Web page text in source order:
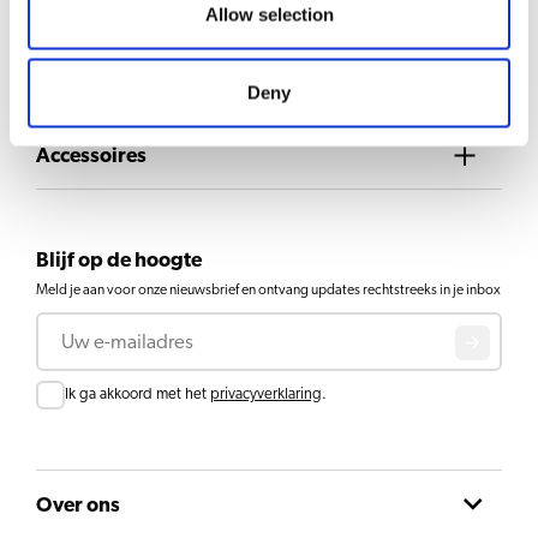
Allow selection
Deny
Downloads en documenten
Accessoires
Blijf op de hoogte
Meld je aan voor onze nieuwsbrief en ontvang updates rechtstreeks in je inbox
E-mail
Consent
Ik ga akkoord met het privacyverklaring.
Over ons